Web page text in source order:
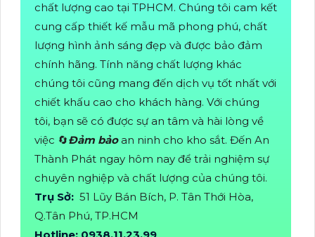
chất lượng cao tại TPHCM. Chúng tôi cam kết
cung cấp thiết kế mẫu mã phong phú, chất
lượng hình ảnh sáng đẹp và được bảo đảm
chính hãng. Tính năng chất lượng khác
chúng tôi cũng mang đến dịch vụ tốt nhất với
chiết khấu cao cho khách hàng. Với chúng
tôi, bạn sẽ có được sự an tâm và hài lòng về
việc 🔄Đảm bảoan ninh cho kho sắt. Đến An
Thành Phát ngay hôm nay để trải nghiệm sự
chuyên nghiệp và chất lượng của chúng tôi.
Trụ Sở: 51 Lũy Bán Bích, P. Tân Thới Hòa,
Q.Tân Phú, TP.HCM